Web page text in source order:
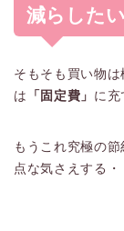
減らしたい
そもそも買い物
は
「固定費」 に充
もうこれ究極の
点な気さえする・